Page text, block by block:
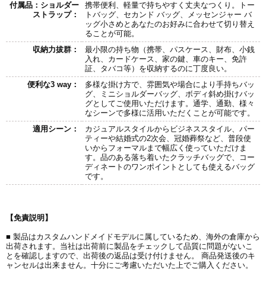
付属品：ショルダー
ストラップ：
携帯便利、軽量で持ちやすく丈夫なつくり。トー
トバッグ、セカンド バッグ、メッセンジャー バ
ッグ小さめとあなたのお好みに合わせて切り替え
ることが可能。
収納力拔群：
最小限の持ち物（携帯、パスケース、財布、小銭
入れ、カードケース、家の鍵、車のキー、免許
証、タバコ等）を収納するのに丁度良い。
便利な3 way：
多様な掛け方で、雰囲気や場合により手持ちバッ
グ、ミニショルダーバッグ、ボディ斜め掛けバッ
グとしてご使用いただけます。通学、通勤、様々
なシーンで多様に活用いただくことが可能です。
適用シーン：
カジュアルスタイルからビジネススタイル、パー
ティーや結婚式の2次会、冠婚葬祭など、普段使
いからフォーマルまで幅広く使っていただけま
す。品のある落ち着いたクラッチバッグで、コー
ディネートのワンポイントとしても使えるバッグ
です。
【免責説明】
■ 製品はカスタムハンドメイドモデルに属しているため、海外の倉庫から
出荷されます。当社は出荷前に製品をチェックして品質に問題がないこ
とを確認しますので、出荷後の返品は受け付けません。 商品発送後のキ
ャンセルは出来ません。十分にご考慮いただいた上でご購入ください。